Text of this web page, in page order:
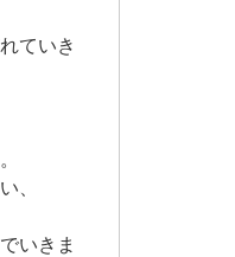
ていき
、
いきま